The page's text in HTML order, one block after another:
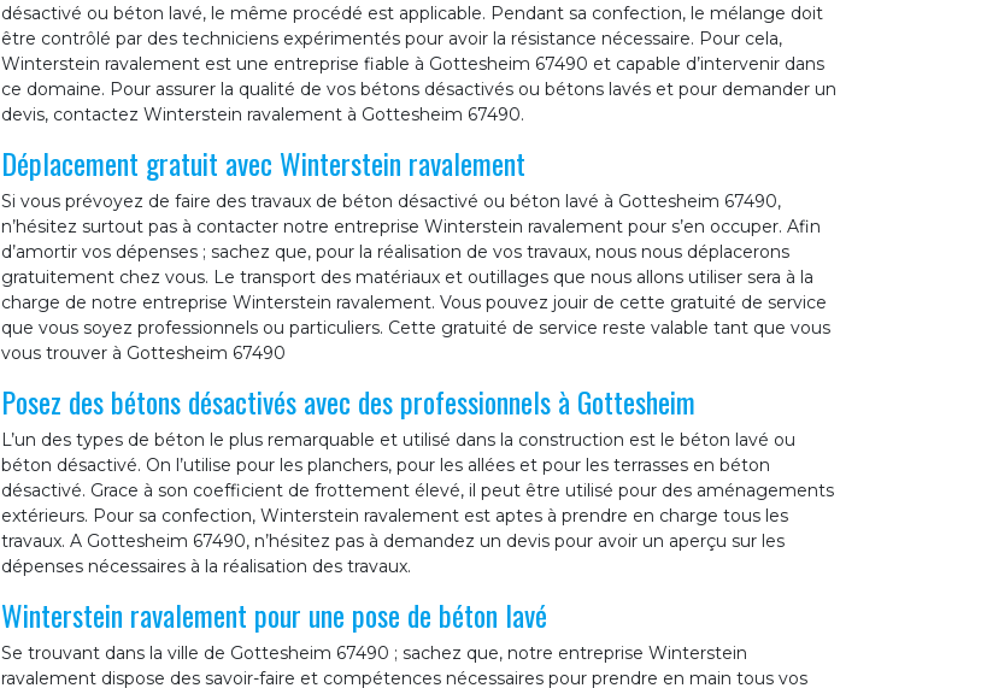
désactivé ou béton lavé, le même procédé est applicable. Pendant sa confection, le mélange doit
être contrôlé par des techniciens expérimentés pour avoir la résistance nécessaire. Pour cela,
Winterstein ravalement est une entreprise fiable à Gottesheim 67490 et capable d’intervenir dans
ce domaine. Pour assurer la qualité de vos bétons désactivés ou bétons lavés et pour demander un
devis, contactez Winterstein ravalement à Gottesheim 67490.
Déplacement gratuit avec Winterstein ravalement
Si vous prévoyez de faire des travaux de béton désactivé ou béton lavé à Gottesheim 67490,
n’hésitez surtout pas à contacter notre entreprise Winterstein ravalement pour s’en occuper. Afin
d’amortir vos dépenses ; sachez que, pour la réalisation de vos travaux, nous nous déplacerons
gratuitement chez vous. Le transport des matériaux et outillages que nous allons utiliser sera à la
charge de notre entreprise Winterstein ravalement. Vous pouvez jouir de cette gratuité de service
que vous soyez professionnels ou particuliers. Cette gratuité de service reste valable tant que vous
vous trouver à Gottesheim 67490
Posez des bétons désactivés avec des professionnels à Gottesheim
L’un des types de béton le plus remarquable et utilisé dans la construction est le béton lavé ou
béton désactivé. On l’utilise pour les planchers, pour les allées et pour les terrasses en béton
désactivé. Grace à son coefficient de frottement élevé, il peut être utilisé pour des aménagements
extérieurs. Pour sa confection, Winterstein ravalement est aptes à prendre en charge tous les
travaux. A Gottesheim 67490, n’hésitez pas à demandez un devis pour avoir un aperçu sur les
dépenses nécessaires à la réalisation des travaux.
Winterstein ravalement pour une pose de béton lavé
Se trouvant dans la ville de Gottesheim 67490 ; sachez que, notre entreprise Winterstein
ravalement dispose des savoir-faire et compétences nécessaires pour prendre en main tous vos